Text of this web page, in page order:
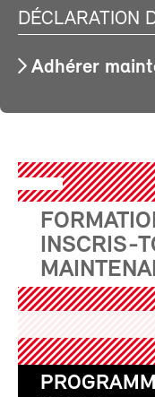
DÉCLARATION
Adhérer
INSCRIS-